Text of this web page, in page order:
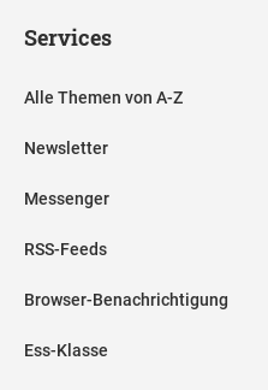
Services
Alle Themen von A-Z
Newsletter
Messenger
RSS-Feeds
Browser-Benachrichtigung
Ess-Klasse